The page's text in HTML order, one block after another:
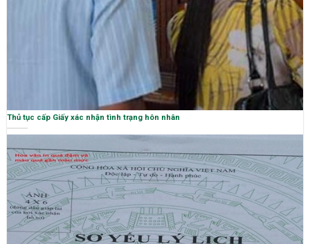
Thủ tục cấp Giấy xác nhận tình trạng hôn nhân